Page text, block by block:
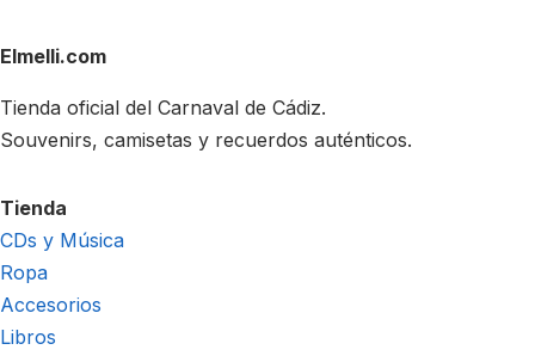
Elmelli.com
Tienda oficial del Carnaval de Cádiz.
Souvenirs, camisetas y recuerdos auténticos.
Tienda
CDs y Música
Ropa
Accesorios
Libros